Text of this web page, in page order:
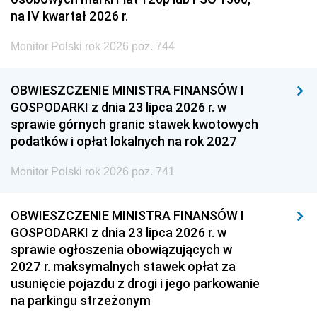
na IV kwartał 2026 r.
Monitor Polski rok 2026 poz. 744
OBWIESZCZENIE MINISTRA FINANSÓW I
GOSPODARKI z dnia 23 lipca 2026 r. w
sprawie górnych granic stawek kwotowych
podatków i opłat lokalnych na rok 2027
Monitor Polski rok 2026 poz. 741
OBWIESZCZENIE MINISTRA FINANSÓW I
GOSPODARKI z dnia 23 lipca 2026 r. w
sprawie ogłoszenia obowiązujących w
2027 r. maksymalnych stawek opłat za
usunięcie pojazdu z drogi i jego parkowanie
na parkingu strzeżonym